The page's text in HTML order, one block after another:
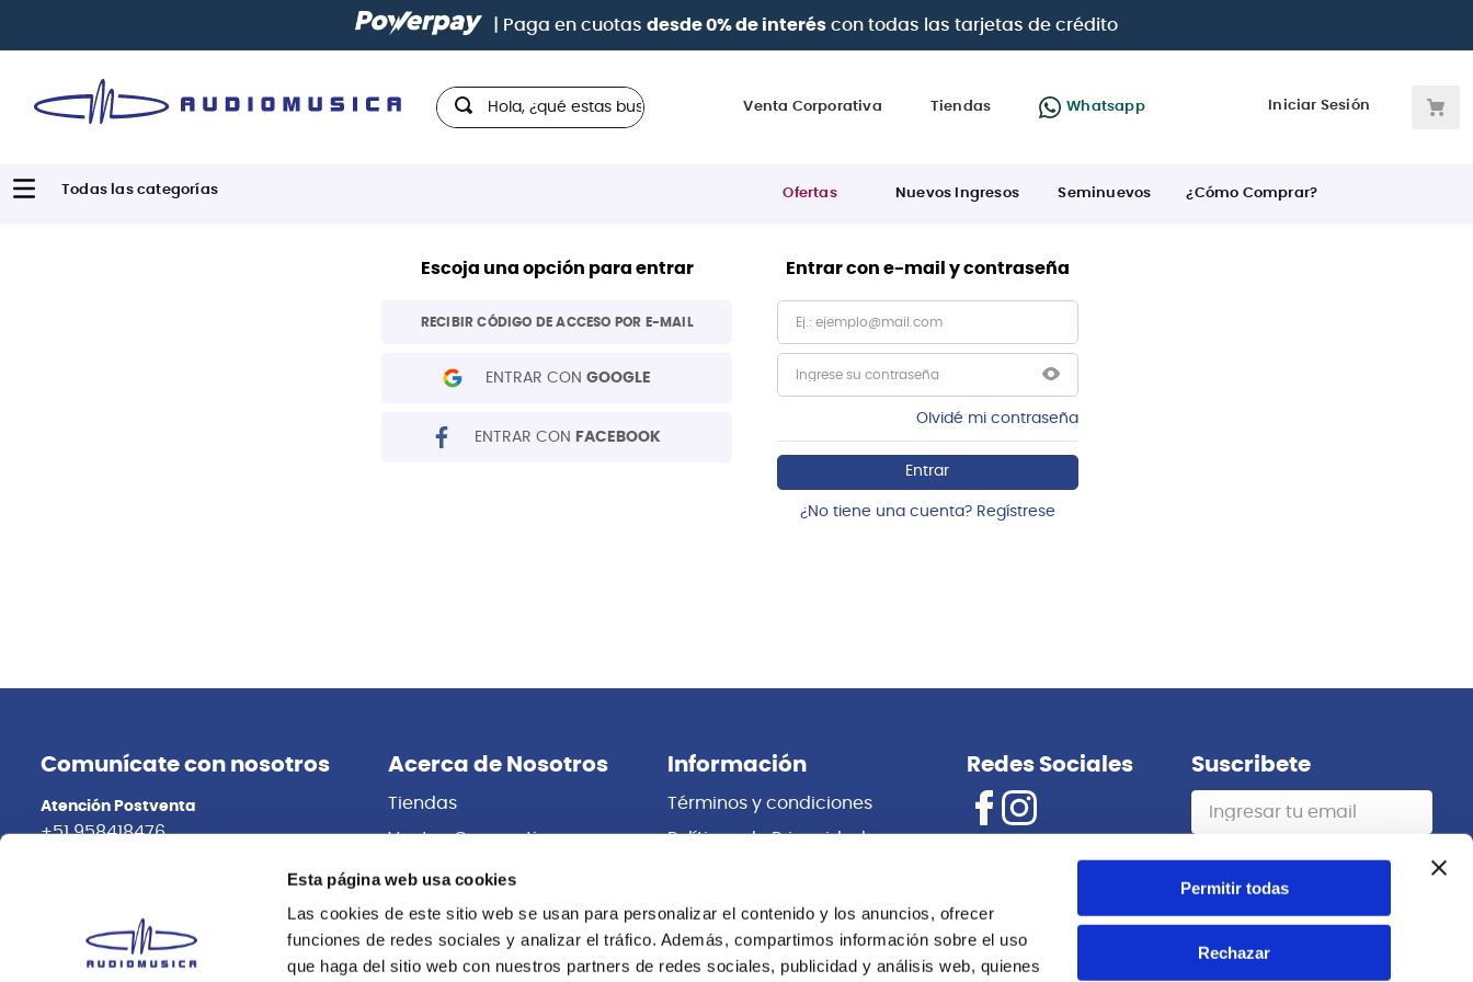
Esta página web usa cookies
Las cookies de este sitio web se usan para personalizar el contenido y los anuncios, ofrecer
funciones de redes sociales y analizar el tráfico. Además, compartimos información sobre el uso
que haga del sitio web con nuestros partners de redes sociales, publicidad y análisis web, quienes
Permitir todas
Rechazar
| Paga en cuotas desde 0% de interéscon todas las tarjetas de crédito
Hola, ¿qué estas buscando?
Venta Corporativa Tiendas Whatsapp Iniciar Sesión
Ofertas Nuevos Ingresos Seminuevos ¿Cómo Comprar?
Escoja una opción para entrar
RECIBIR CÓDIGO DE ACCESO POR E-MAIL
ENTRAR CON GOOGLE
ENTRAR CON FACEBOOK
Entrar con e-mail y contraseña
Olvidé mi contraseña
Entrar
¿No tiene una cuenta? Regístrese
Comunícate con nosotros
Atención Postventa
+51 958418476
Acerca de Nosotros
Tiendas
Ventas Corporativas
Distribuidores
Trabaja con Nosotros
Información
Términos y condiciones
Políticas de Privacidad
Cambios y Devoluciones
Centro de información
Libro de
Redes Sociales Suscribete
Suscribirme